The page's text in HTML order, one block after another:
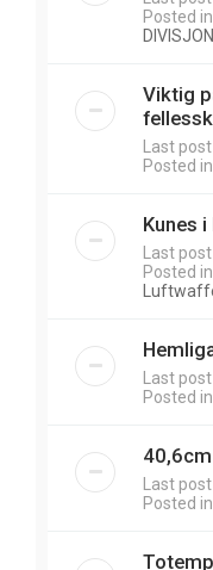
Posted in
Viktig
Last
Posted in
Kunes
Last
Posted in
Last
Posted in
Last
Posted in